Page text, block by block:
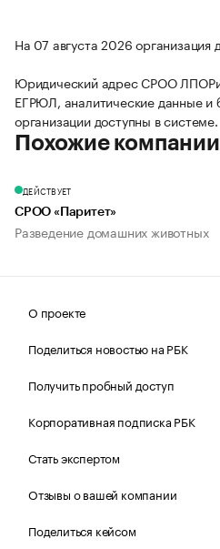
На 07 августа 2026 организация
Юридический адрес СРОО
ЕГРЮЛ, аналитические данные и
организации доступны в системе.
Похожие компании
ДЕЙСТВУЕТ
СРОО «Паритет»
Разведение домашних животных
О проекте
Поделиться новостью на РБК
Получить пробный доступ
Корпоративная подписка РБК
Стать экспертом
Отзывы о вашей компании
Поделиться кейсом